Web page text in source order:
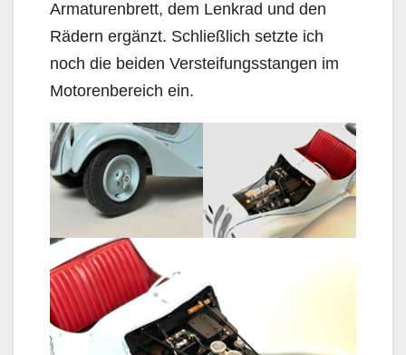
Armaturenbrett, dem Lenkrad und den
Rädern ergänzt. Schließlich setzte ich
noch die beiden Versteifungsstangen im
Motorenbereich ein.